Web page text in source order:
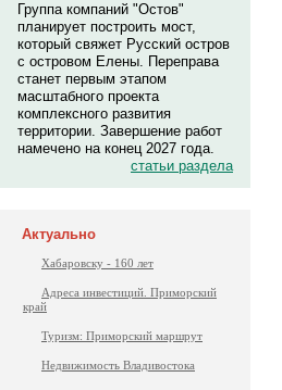
Группа компаний "Остов"
планирует построить мост,
который свяжет Русский остров
с островом Елены. Переправа
станет первым этапом
масштабного проекта
комплексного развития
территории. Завершение работ
намечено на конец 2027 года.
статьи раздела
Актуально
Хабаровску - 160 лет
Адреса инвестиций. Приморский
край
Туризм: Приморский маршрут
Недвижимость Владивостока